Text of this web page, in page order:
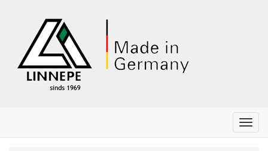
Menu